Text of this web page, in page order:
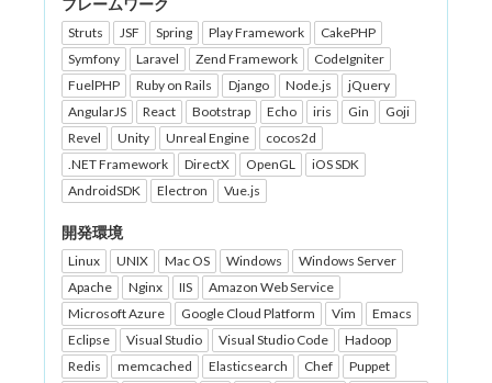
フレームワーク
Struts JSF Spring Play Framework
CakePHP
Symfony
Laravel Zend Framework
CodeIgniter
FuelPHP
Ruby on Rails Django Node.js
jQuery
AngularJS
React Bootstrap Echo iris Gin
Goji
Revel
Unity Unreal Engine
cocos2d
.NET Framework
DirectX OpenGL
iOS SDK
AndroidSDK
Electron Vue.js
開発環境
Linux UNIX Mac OS Windows
Windows Server
Apache
Nginx IIS
Amazon Web Service
Microsoft Azure
Google Cloud Platform Vim
Emacs
Eclipse
Visual Studio Visual Studio Code
Hadoop
Redis
memcached Elasticsearch Chef
Puppet